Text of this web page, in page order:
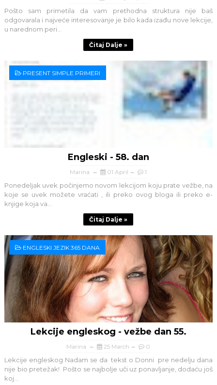
Pošto sam primetila da vam prethodna struktura nije baš
odgovarala i najveće interesovanje je bilo kada izađu nove lekcije,
u narednom peri...
Čitaj Dalje »
PRESENT SIMPLE PRIMERI
Engleski - 58. dan
Marina 01 April 1
Ponedeljak uvek počinjemo novom lekcijom koju prate vežbe, na
koje se uvek možete vraćati , ili preko ovog bloga ili preko e-
knjige koja va...
Čitaj Dalje »
ENGLESKI JEZIK 365 DANA
Lekcije engleskog - vežbe dan 55.
Marina 25 March 0
Lekcije engleskog Nadam se da tekst o Donni pre nedelju dana
nije bio pretežak! Pošto se najbolje uči uz ponavljanje, dodaću još
koj...